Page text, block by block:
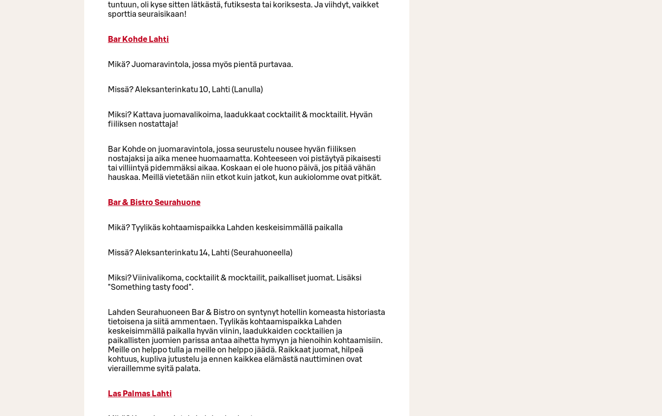
tuntuun, oli kyse sitten lätkästä, futiksesta tai koriksesta. Ja viihdyt, vaikket
sporttia seuraisikaan!
Bar Kohde Lahti
Mikä? Juomaravintola, jossa myös pientä purtavaa.
Missä? Aleksanterinkatu 10, Lahti (Lanulla)
Miksi? Kattava juomavalikoima, laadukkaat cocktailit & mocktailit. Hyvän
fiiliksen nostattaja!
Bar Kohde on juomaravintola, jossa seurustelu nousee hyvän fiiliksen
nostajaksi ja aika menee huomaamatta. Kohteeseen voi pistäytyä pikaisesti
tai villiintyä pidemmäksi aikaa. Koskaan ei ole huono päivä, jos pitää vähän
hauskaa. Meillä vietetään niin etkot kuin jatkot, kun aukiolomme ovat pitkät.
Bar & Bistro Seurahuone
Mikä? Tyylikäs kohtaamispaikka Lahden keskeisimmällä paikalla
Missä? Aleksanterinkatu 14, Lahti (Seurahuoneella)
Miksi? Viinivalikoma, cocktailit & mocktailit, paikalliset juomat. Lisäksi
"Something tasty food".
Lahden Seurahuoneen Bar & Bistro on syntynyt hotellin komeasta historiasta
tietoisena ja siitä ammentaen. Tyylikäs kohtaamispaikka Lahden
keskeisimmällä paikalla hyvän viinin, laadukkaiden cocktailien ja
paikallisten juomien parissa antaa aihetta hymyyn ja hienoihin kohtaamisiin.
Meille on helppo tulla ja meille on helppo jäädä. Raikkaat juomat, hilpeä
kohtuus, kupliva jutustelu ja ennen kaikkea elämästä nauttiminen ovat
vieraillemme syitä palata.
Las Palmas Lahti